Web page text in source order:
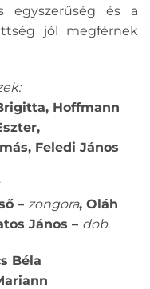
egyszerűség és a
jól megférnek
Hoffmann
Feledi János
– zongora, Oláh
János – dob
Béla